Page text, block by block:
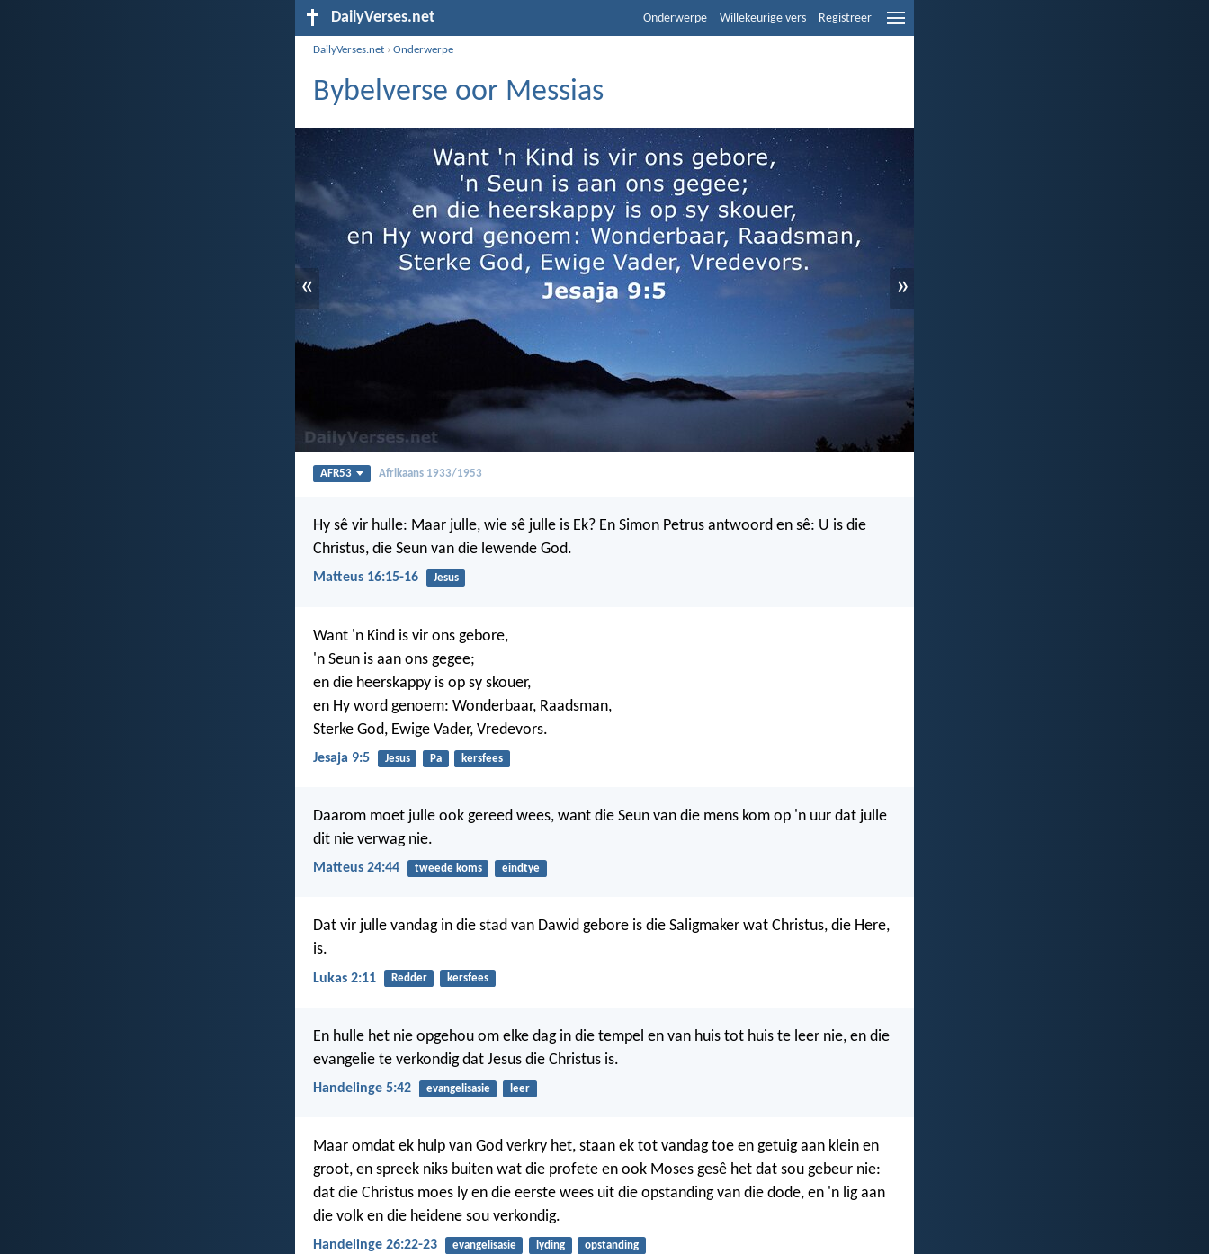
DailyVerses.net Onderwerpe Willekeurige vers Registreer
DailyVerses.net ›Onderwerpe
Bybelverse oor Messias
« »
AFR53 Afrikaans 1933/1953
Hy sê vir hulle: Maar julle, wie sê julle is Ek? En Simon Petrus antwoord en sê: U is die
Christus, die Seun van die lewende God.
Matteus 16:15-16 Jesus
Want 'n Kind is vir ons gebore,
'n Seun is aan ons gegee;
en die heerskappy is op sy skouer,
en Hy word genoem: Wonderbaar, Raadsman,
Sterke God, Ewige Vader, Vredevors.
Jesaja 9:5 Jesus Pa kersfees
Daarom moet julle ook gereed wees, want die Seun van die mens kom op 'n uur dat julle
dit nie verwag nie.
Matteus 24:44 tweede koms eindtye
Dat vir julle vandag in die stad van Dawid gebore is die Saligmaker wat Christus, die Here,
is.
Lukas 2:11 Redder kersfees
En hulle het nie opgehou om elke dag in die tempel en van huis tot huis te leer nie, en die
evangelie te verkondig dat Jesus die Christus is.
Handelinge 5:42 evangelisasie leer
Maar omdat ek hulp van God verkry het, staan ek tot vandag toe en getuig aan klein en
groot, en spreek niks buiten wat die profete en ook Moses gesê het dat sou gebeur nie:
dat die Christus moes ly en die eerste wees uit die opstanding van die dode, en 'n lig aan
die volk en die heidene sou verkondig.
Handelinge 26:22-23 evangelisasie lyding opstanding